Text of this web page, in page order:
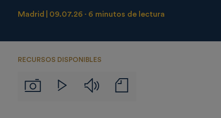
Madrid 09.07.26 6 minutos de lectura
RECURSOS DISPONIBLES
ImágenesVideos Audios
de